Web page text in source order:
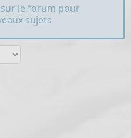
le forum pour
sujets